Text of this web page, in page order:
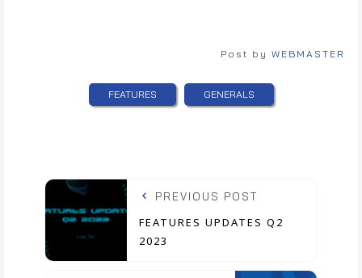
Post by WEBMASTER
FEATURES GENERALS
PREVIOUS POST
FEATURES UPDATES Q2
2023